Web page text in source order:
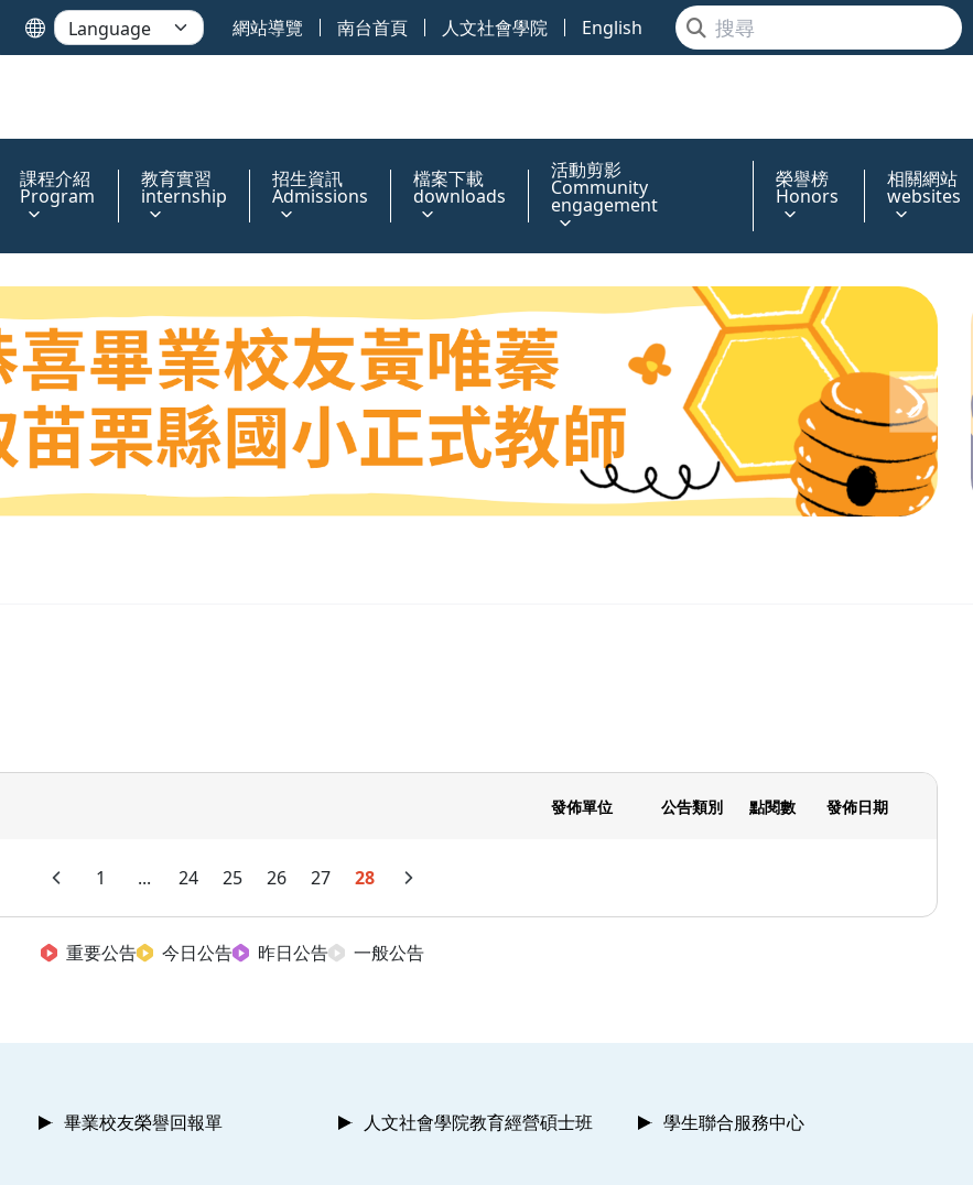
網站導覽 南台首頁 人文社會學院 English
課程介紹
Program
教育實習
internship
招生資訊
Admissions
檔案下載
downloads
活動剪影
Community
engagement
榮譽榜
Honors
相關網站
websites
發佈單位 公告類別 點閱數 發佈日期
1 ... 24 25 26 27 28
重要公告 今日公告 昨日公告 一般公告
畢業校友榮譽回報單 人文社會學院教育經營碩士班
學生聯合服務中心